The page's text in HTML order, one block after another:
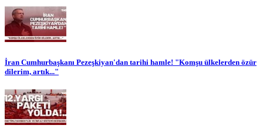
İran Cumhurbaşkanı Pezeşkiyan'dan tarihi hamle! "Komşu ülkelerden özür
dilerim, artık..."